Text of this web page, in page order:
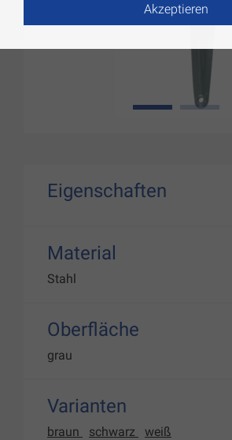
1 2
Eigenschaften
Material
Stahl
Oberfläche
grau
Varianten
braun schwarz weiß
Akzeptieren